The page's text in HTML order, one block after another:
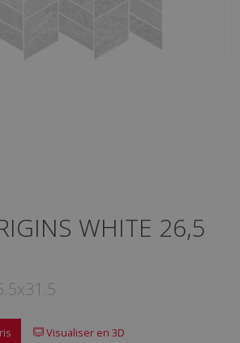
WHITE 26,5
Visualiser en 3D